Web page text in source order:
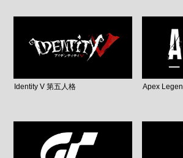
Identity V 第五人格 Apex